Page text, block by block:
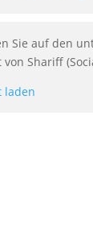
Sie auf den
von Shariff
laden